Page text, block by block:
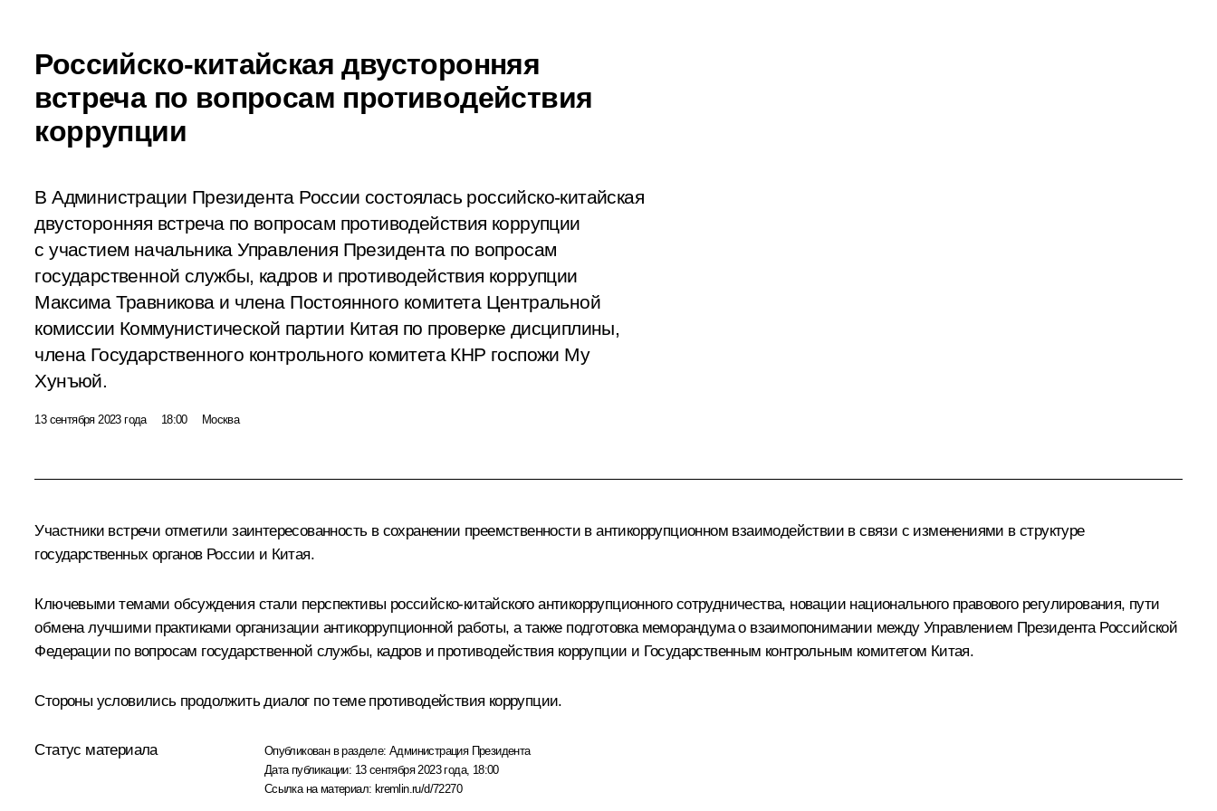
Российско-китайская двусторонняя
встреча по вопросам противодействия
коррупции
В Администрации Президента России состоялась российско-китайская
двусторонняя встреча по вопросам противодействия коррупции
с участием начальника Управления Президента по вопросам
государственной службы, кадров и противодействия коррупции
Максима Травникова и члена Постоянного комитета Центральной
комиссии Коммунистической партии Китая по проверке дисциплины,
члена Государственного контрольного комитета КНР госпожи Му
Хунъюй.
13 сентября 2023 года 18:00 Москва
Участники встречи отметили заинтересованность в сохранении преемственности в антикоррупционном взаимодействии в связи с изменениями в структуре
государственных органов России и Китая.
Ключевыми темами обсуждения стали перспективы российско-китайского антикоррупционного сотрудничества, новации национального правового регулирования, пути
обмена лучшими практиками организации антикоррупционной работы, а также подготовка меморандума о взаимопонимании между Управлением Президента Российской
Федерации по вопросам государственной службы, кадров и противодействия коррупции и Государственным контрольным комитетом Китая.
Стороны условились продолжить диалог по теме противодействия коррупции.
Статус материала Опубликован в разделе:Администрация Президента
Дата публикации: 13 сентября 2023 года, 18:00
Ссылка на материал: kremlin.ru/d/72270